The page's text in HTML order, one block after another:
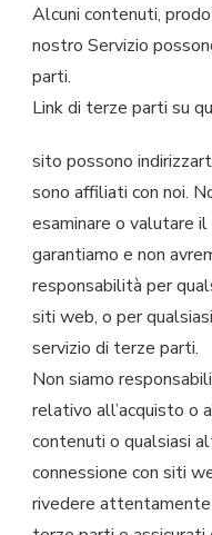
Alcuni contenuti,
nostro Servizio
parti.
Link di terze parti su
sito possono
sono affiliati con noi.
esaminare o valutare
garantiamo e non
responsabilità per
siti web, o per
servizio di terze parti.
Non siamo
relativo all’acquisto o
contenuti o qualsiasi
connessione con siti
rivedere